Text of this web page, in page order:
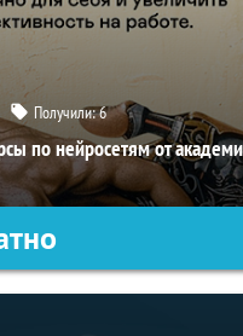
Получили:6
по нейросетям от